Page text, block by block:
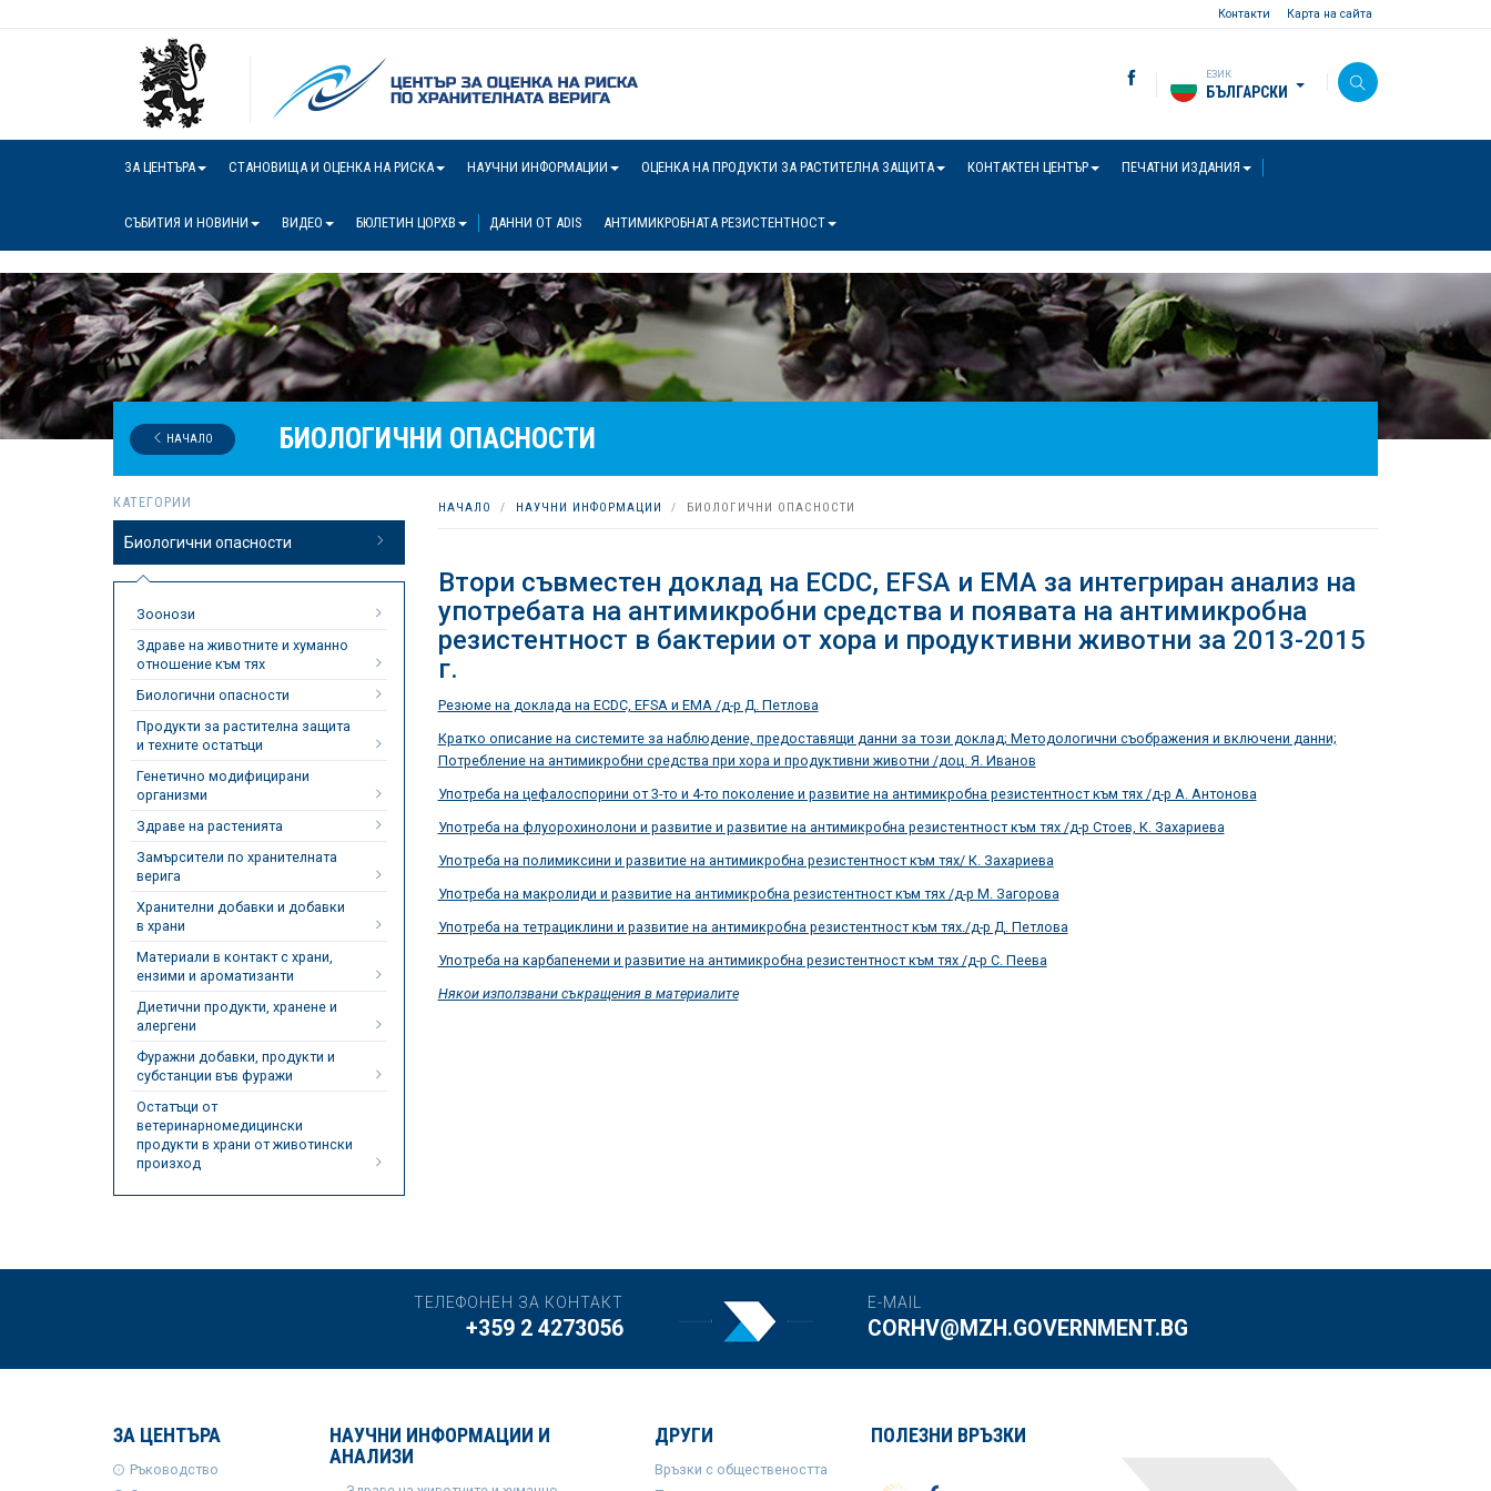
Контакти Карта на сайта
ЕЗИК
БЪЛГАРСКИ
ЗА ЦЕНТЪРА СТАНОВИЩА И ОЦЕНКА НА РИСКА НАУЧНИ ИНФОРМАЦИИ ОЦЕНКА НА ПРОДУКТИ ЗА РАСТИТЕЛНА ЗАЩИТА КОНТАКТЕН ЦЕНТЪР ПЕЧАТНИ ИЗДАНИЯ
СЪБИТИЯ И НОВИНИ ВИДЕО БЮЛЕТИН ЦОРХВ ДАННИ ОТ ADIS АНТИМИКРОБНАТА РЕЗИСТЕНТНОСТ
БИОЛОГИЧНИ ОПАСНОСТИ
НАЧАЛО
КАТЕГОРИИ
Биологични опасности
Зоонози
Здраве на животните и хуманно
отношение към тях
Биологични опасности
Продукти за растителна защита
и техните остатъци
Генетично модифицирани
организми
Здраве на растенията
Замърсители по хранителната
верига
Хранителни добавки и добавки
в храни
Материали в контакт с храни,
ензими и ароматизанти
Диетични продукти, хранене и
алергени
Фуражни добавки, продукти и
субстанции във фуражи
Остатъци от
ветеринарномедицински
продукти в храни от животински
произход
НАЧАЛО НАУЧНИ ИНФОРМАЦИИ БИОЛОГИЧНИ ОПАСНОСТИ
Втори съвместен доклад на ECDC, EFSA и EMA за интегриран анализ на
употребата на антимикробни средства и появата на антимикробна
резистентност в бактерии от хора и продуктивни животни за 2013-2015
г.
Резюме на доклада на ECDC, EFSA и EMA /д-р Д. Петлова
Кратко описание на системите за наблюдение, предоставящи данни за този доклад; Методологични съображения и включени данни;
Потребление на антимикробни средства при хора и продуктивни животни /доц. Я. Иванов
Употреба на цефалоспорини от 3-то и 4-то поколение и развитие на антимикробна резистентност към тях /д-р А. Антонова
Употреба на флуорохинолони и развитие и развитие на антимикробна резистентност към тях /д-р Стоев, К. Захариева
Употреба на полимиксини и развитие на антимикробна резистентност към тях/ К. Захариева
Употреба на макролиди и развитие на антимикробна резистентност към тях /д-р М. Загорова
Употреба на тетрациклини и развитие на антимикробна резистентност към тях./д-р Д. Петлова
Употреба на карбапенеми и развитие на антимикробна резистентност към тях /д-р С. Пеева
Някои използвани съкращения в материалите
ТЕЛЕФОНЕН ЗА КОНТАКТ
+359 2 4273056
E-MAIL
CORHV@MZH.GOVERNMENT.BG
ЗА ЦЕНТЪРА
Ръководство
НАУЧНИ ИНФОРМАЦИИ И
АНАЛИЗИ
ДРУГИ
Връзки с обществеността
ПОЛЕЗНИ ВРЪЗКИ